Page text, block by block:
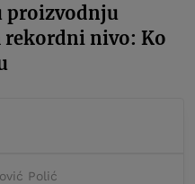
proizvodnju
rekordni nivo: Ko
Polić